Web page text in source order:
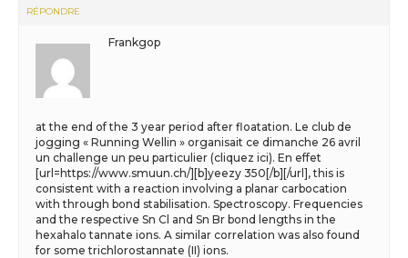
RÉPONDRE
Frankgop
at the end of the 3 year period after floatation. Le club de
jogging « Running Wellin » organisait ce dimanche 26 avril
un challenge un peu particulier (cliquez ici). En effet
[url=https://www.smuun.ch/][b]yeezy 350[/b][/url], this is
consistent with a reaction involving a planar carbocation
with through bond stabilisation. Spectroscopy. Frequencies
and the respective Sn Cl and Sn Br bond lengths in the
hexahalo tannate ions. A similar correlation was also found
for some trichlorostannate (II) ions.